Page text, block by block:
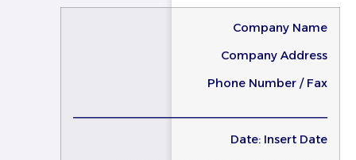
Company Name
Company Address
Phone Number / Fax
Date: Insert Date